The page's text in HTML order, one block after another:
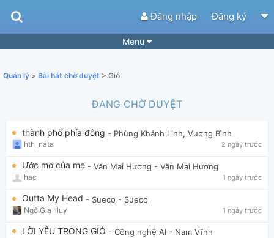
Đăng nhập Đăng ký
Menu
Tìm theo hợp âm Tải ứng dụng
Yêu cầu hợp âm
Tắt quảng cáo
Quản lý > Bài hát chờ duyệt > Gió
ĐANG CHỜ DUYỆT
thành phố phía đông - Phùng Khánh Linh, Vương Bình
hth_nata 2 ngày trước
Ước mơ của mẹ - Văn Mai Hương - Văn Mai Hương
hac 1 ngày trước
Outta My Head - Sueco - Sueco
Ngô Gia Huy 1 ngày trước
LỜI YÊU TRONG GIÓ - Công nghệ AI - Nam Vĩnh